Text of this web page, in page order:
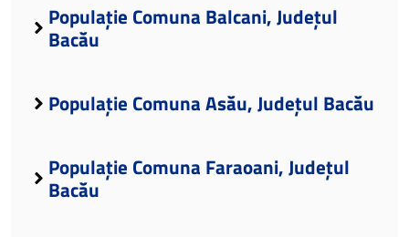
Populație Comuna Balcani, Județul
Bacău
Populație Comuna Asău, Județul Bacău
Populație Comuna Faraoani, Județul
Bacău